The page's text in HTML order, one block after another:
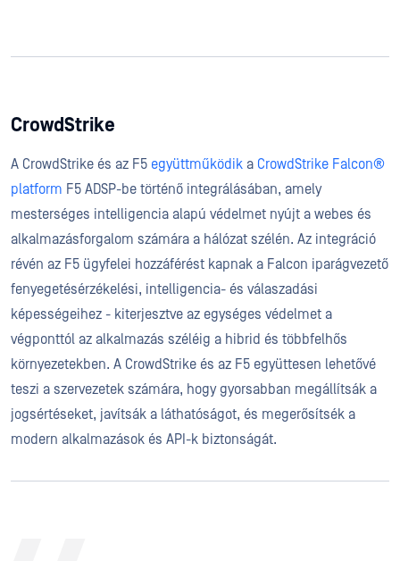
CrowdStrike
A CrowdStrike és az F5 együttműködik a CrowdStrike Falcon®
platform F5 ADSP-be történő integrálásában, amely
mesterséges intelligencia alapú védelmet nyújt a webes és
alkalmazásforgalom számára a hálózat szélén. Az integráció
révén az F5 ügyfelei hozzáférést kapnak a Falcon iparágvezető
fenyegetésérzékelési, intelligencia- és válaszadási
képességeihez - kiterjesztve az egységes védelmet a
végponttól az alkalmazás széléig a hibrid és többfelhős
környezetekben. A CrowdStrike és az F5 együttesen lehetővé
teszi a szervezetek számára, hogy gyorsabban megállítsák a
jogsértéseket, javítsák a láthatóságot, és megerősítsék a
modern alkalmazások és API-k biztonságát.